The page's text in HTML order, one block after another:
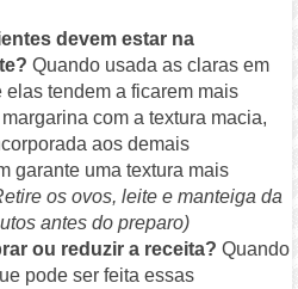
devem estar na
Quando usada as claras em
elas tendem a ficarem mais
com a textura macia,
aos demais
garante uma textura mais
os ovos, leite e manteiga da
antes do preparo)
ou reduzir a receita? Quando
pode ser feita essas